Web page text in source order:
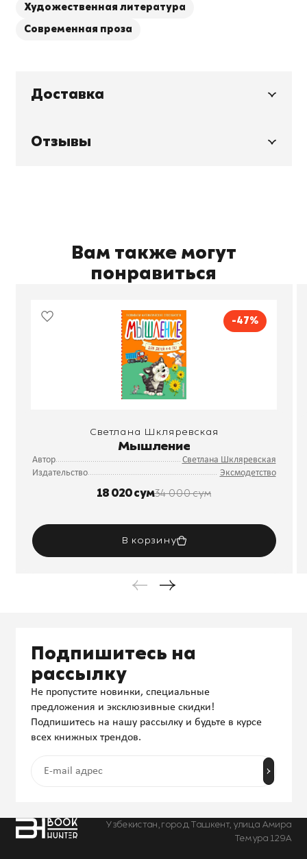
Художественная литература
Современная проза
Доставка
Отзывы
Вам также могут
понравиться
-47%
Светлана Шкляревская
Мышление
Автор
Светлана Шкляревская
Издательство
Эксмодетство
18 020 сум34 000 сум
В корзину
Узбекистан, город Ташкент, улица Амира
Темура 129А
Подпишитесь на
рассылку
Не пропустите новинки, специальные
предложения и эксклюзивные скидки!
Подпишитесь на нашу рассылку и будьте в курсе
всех книжных трендов.